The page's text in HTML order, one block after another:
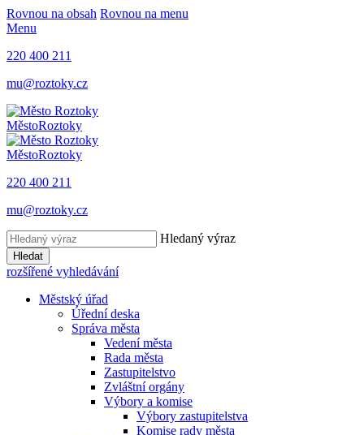
Rovnou na obsah Rovnou na menu
Menu
220 400 211
mu@roztoky.cz
MěstoRoztoky
MěstoRoztoky
220 400 211
mu@roztoky.cz
Hledaný výraz
Hledat
rozšířené vyhledávání
Městský úřad
Úřední deska
Správa města
Vedení města
Rada města
Zastupitelstvo
Zvláštní orgány
Výbory a komise
Výbory zastupitelstva
Komise rady města